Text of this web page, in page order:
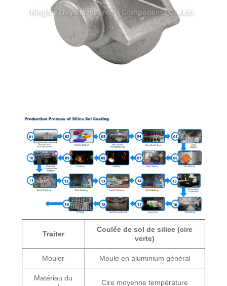
Traiter
Coulée de sol de silice (cire
verte)
Mouler Moule en aluminium général
Matériau du
Cire moyenne température